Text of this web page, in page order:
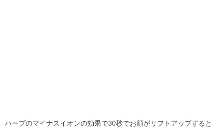
ハーブのマイナスイオンの効果で30秒でお顔がリフトアップすると